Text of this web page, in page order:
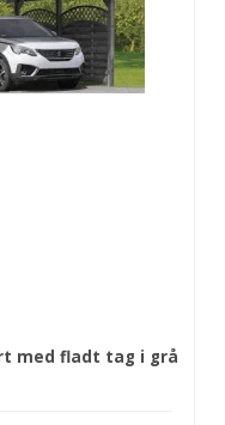
med fladt tag i grå